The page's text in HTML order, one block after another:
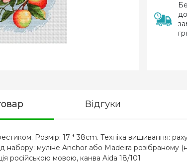
Відгуки
Розмір: 17 * 38cm. Техніка вишивання:
муліне Anchor або Madeira розібраному
російською мовою, канва Aida 18/101